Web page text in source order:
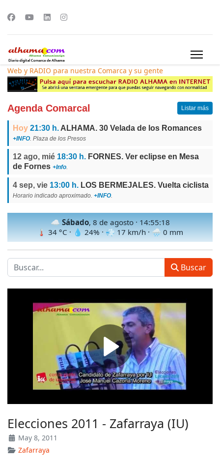
Web y RADIO para nuestra Comarca y su gente
Agenda Comarcal Listar más
Hoy 21:30 h. ALHAMA. 30 Velada de los Romances
+INFO. Plaza de los Presos
12 ago, mié 18:30 h. FORNES. Ver eclipse en Mesa
de Fornes +Info.
4 sep, vie 13:00 h. LOS BERMEJALES. Vuelta ciclista
Horario indicado aproximado. +INFO.
☁️ Sábado, 8 de agosto · 14:55:21
🌡 34 °C · 💧 24% · 💨 17 km/h · 🌧 0 mm
Buscar
Elecciones 2011 - Zafarraya (IU)
May 8, 2011
Zafarraya